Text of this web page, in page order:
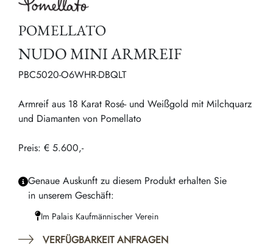
POMELLATO
NUDO MINI ARMREIF
PBC5020-O6WHR-DBQLT
Armreif aus 18 Karat Rosé- und Weißgold mit Milchquarz
und Diamanten von Pomellato
Preis: € 5.600,-
Genaue Auskunft zu diesem Produkt erhalten Sie
in unserem Geschäft:
Im Palais Kaufmännischer Verein
VERFÜGBARKEIT ANFRAGEN